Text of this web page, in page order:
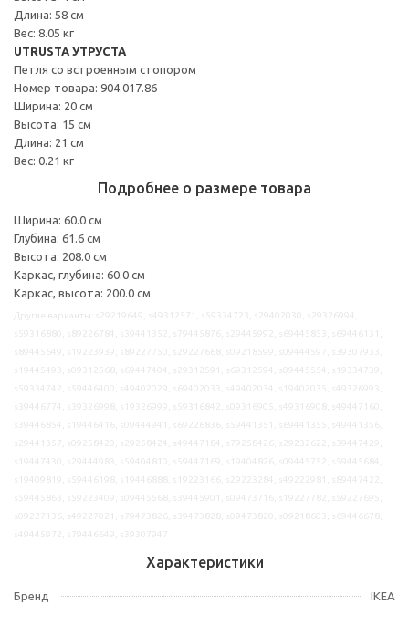
Длина: 58 см
Вес: 8.05 кг
UTRUSTA УТРУСТА
Петля со встроенным стопором
Номер товара: 904.017.86
Ширина: 20 см
Высота: 15 см
Длина: 21 см
Вес: 0.21 кг
Подробнее о размере товара
Ширина: 60.0 см
Глубина: 61.6 см
Высота: 208.0 см
Каркас, глубина: 60.0 см
Каркас, высота: 200.0 см
Характеристики
Бренд IKEA